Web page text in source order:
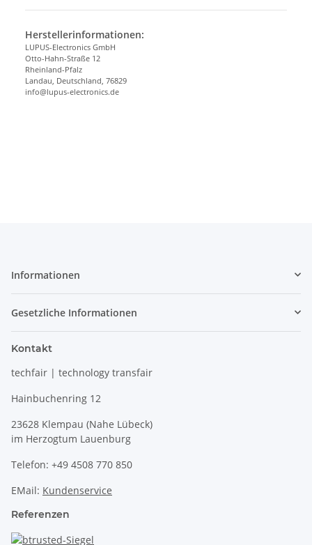
Herstellerinformationen:
LUPUS-Electronics GmbH
Otto-Hahn-Straße 12
Rheinland-Pfalz
Landau, Deutschland, 76829
info@lupus-electronics.de
Informationen
Gesetzliche Informationen
Kontakt
techfair | technology transfair
Hainbuchenring 12
23628 Klempau (Nahe Lübeck)
im Herzogtum Lauenburg
Telefon: +49 4508 770 850
EMail: Kundenservice
Referenzen